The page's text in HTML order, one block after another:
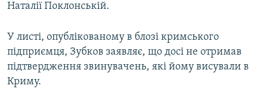
Наталії Поклонській.
У листі, опублікованому в блозі кримського
підприємця, Зубков заявляє, що досі не отримав
підтвердження звинувачень, які йому висували в
Криму.